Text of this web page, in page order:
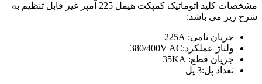
مشخصات کلید اتوماتیک کمپکت هیمل 225 آمپر غیر قابل تنظیم به
شرح زیر می باشد:
جریان نامی: 225A
ولتاژ عملکرد:380/400V AC
جریان قطع: 35KA
تعداد پل:3 پل